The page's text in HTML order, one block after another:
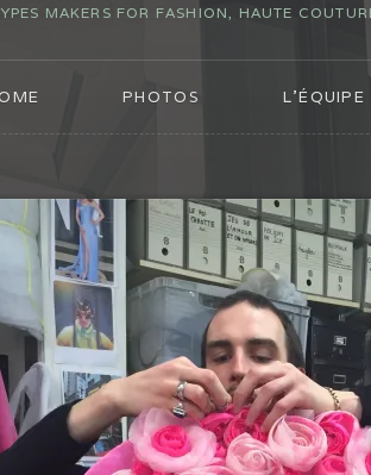
MAKERS FOR FASHION, HAUTE
PHOTOS